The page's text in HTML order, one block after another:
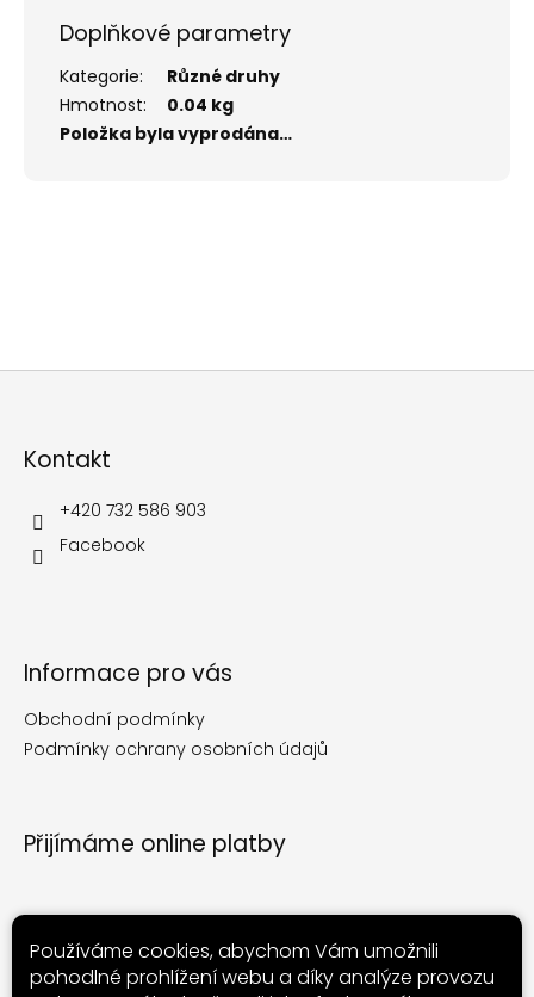
Používáme cookies, abychom Vám umožnili
pohodlné prohlížení webu a díky analýze provozu
Doplňkové parametry
Kategorie:
Různé druhy
Hmotnost:
0.04 kg
Položka byla vyprodána…
Z
Kontakt
+420 732 586 903
Facebook
Informace pro vás
Obchodní podmínky
Podmínky ochrany osobních údajů
Přijímáme online platby